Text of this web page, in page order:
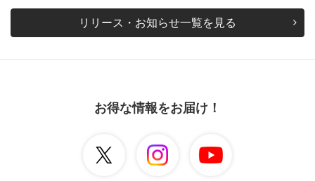
リリース・お知らせ一覧を見る
お得な情報をお届け！